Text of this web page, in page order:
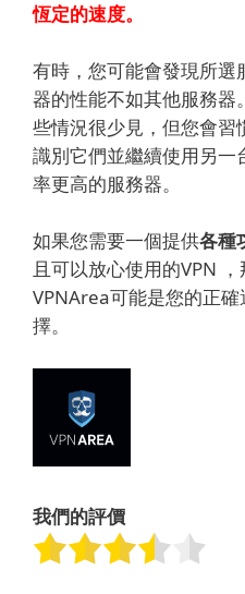
恆定的速度。
有時，您可能會發現所選
器的性能不如其他服務器。
些情況很少見，但您會習
識別它們並繼續使用另一
率更高的服務器。
如果您需要一個提供各種
且可以放心使用的VPN
VPNArea可能是您的正確
擇。
我們的評價